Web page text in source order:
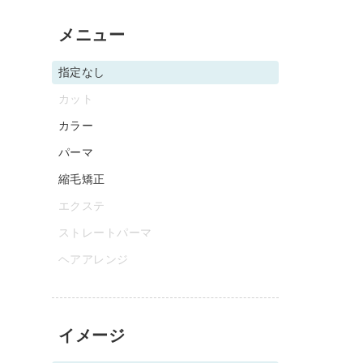
メニュー
指定なし
カット
カラー
パーマ
縮毛矯正
エクステ
ストレートパーマ
ヘアアレンジ
イメージ